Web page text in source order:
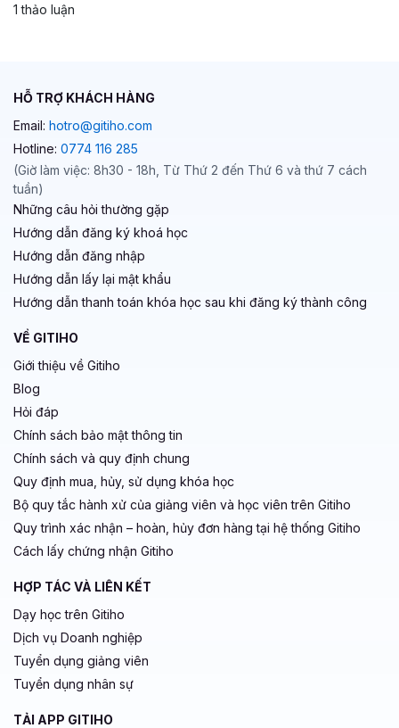
1 thảo luận
HỖ TRỢ KHÁCH HÀNG
Email: hotro@gitiho.com
Hotline: 0774 116 285
(Giờ làm việc: 8h30 - 18h, Từ Thứ 2 đến Thứ 6 và thứ 7 cách
tuần)
Những câu hỏi thường gặp
Hướng dẫn đăng ký khoá học
Hướng dẫn đăng nhập
Hướng dẫn lấy lại mật khẩu
Hướng dẫn thanh toán khóa học sau khi đăng ký thành công
VỀ GITIHO
Giới thiệu về Gitiho
Blog
Hỏi đáp
Chính sách bảo mật thông tin
Chính sách và quy định chung
Quy định mua, hủy, sử dụng khóa học
Bộ quy tắc hành xử của giảng viên và học viên trên Gitiho
Quy trình xác nhận – hoàn, hủy đơn hàng tại hệ thống Gitiho
Cách lấy chứng nhận Gitiho
HỢP TÁC VÀ LIÊN KẾT
Dạy học trên Gitiho
Dịch vụ Doanh nghiệp
Tuyển dụng giảng viên
Tuyển dụng nhân sự
TẢI APP GITIHO